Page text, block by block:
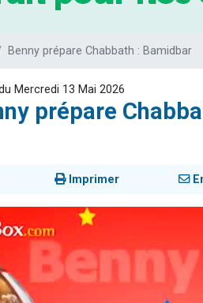
3 personnes viennent de
Benny prépare Chabbath : Bamidbar
Mercredi 13 Mai 2026
prépare
Imprimer